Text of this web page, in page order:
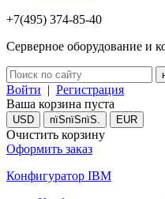
+7(495) 374-85-40
Серверное оборудование и
Войти | Регистрация
Ваша корзина пуста
USD пїЅпїЅпїЅ. EUR
Очистить корзину
Оформить заказ
Конфигуратор IBM